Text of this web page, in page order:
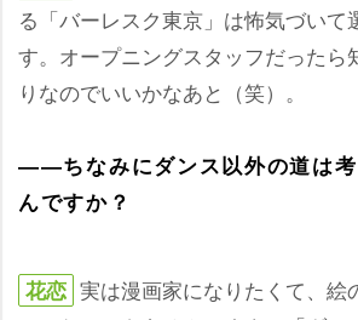
る「バーレスク東京」は怖気づいて
す。オープニングスタッフだったら
りなのでいいかなあと（笑）。
――ちなみにダンス以外の道は考
んですか？
花恋 実は漫画家になりたくて、絵